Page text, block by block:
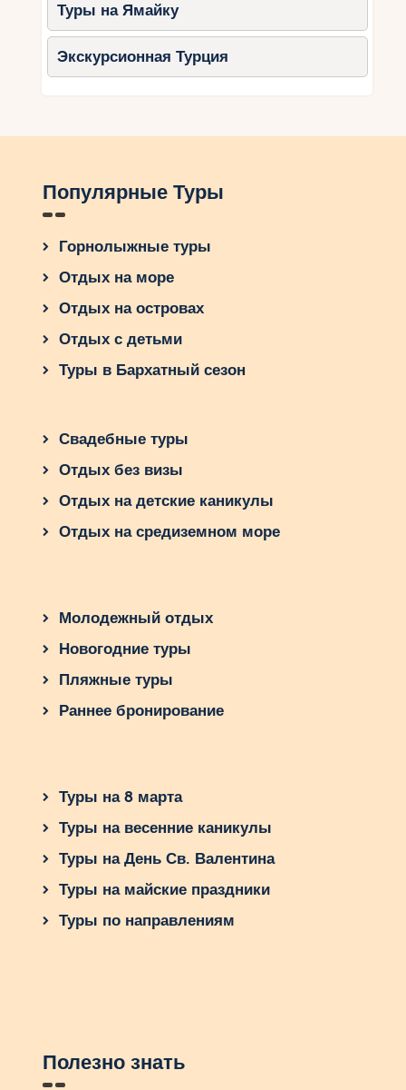
Туры на Ямайку
Экскурсионная Турция
Популярные Туры
Горнолыжные туры
Отдых на море
Отдых на островах
Отдых с детьми
Туры в Бархатный сезон
Свадебные туры
Отдых без визы
Отдых на детские каникулы
Отдых на средиземном море
Молодежный отдых
Новогодние туры
Пляжные туры
Раннее бронирование
Туры на 8 марта
Туры на весенние каникулы
Туры на День Св. Валентина
Туры на майские праздники
Туры по направлениям
Полезно знать